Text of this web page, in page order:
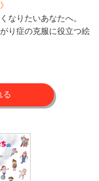
なりたいあなたへ。
り症の克服に役立つ絵